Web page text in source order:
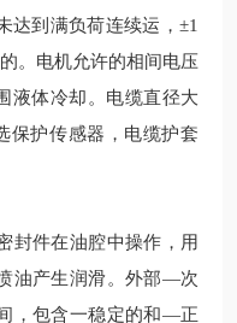
达到满负荷连续运，±1
。电机允许的相间电压
液体冷却。电缆直径大
保护传感器，电缆护套
封件在油腔中操作，用
油产生润滑。外部—次
，包含一稳定的和—正